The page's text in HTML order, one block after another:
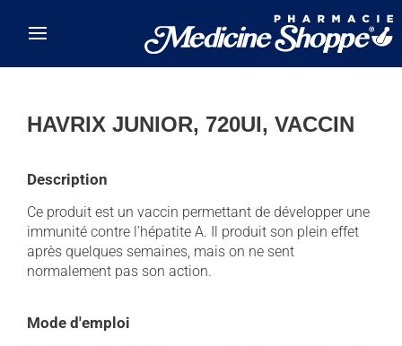
HAVRIX JUNIOR, 720UI, VACCIN
Description
Ce produit est un vaccin permettant de développer une
immunité contre l'hépatite A. Il produit son plein effet
après quelques semaines, mais on ne sent
normalement pas son action.
Mode d'emploi